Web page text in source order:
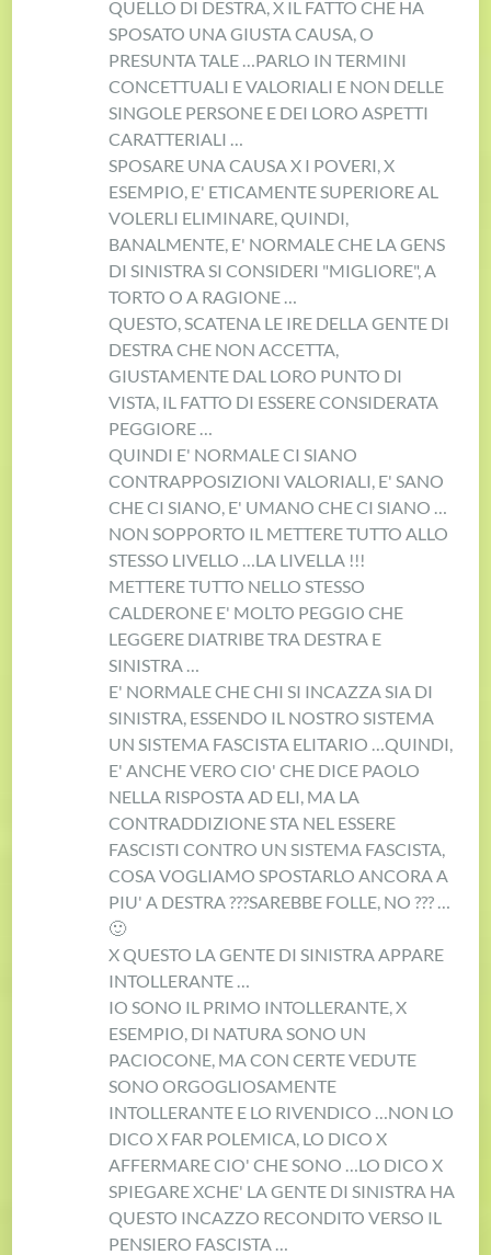
QUELLO DI DESTRA, X IL FATTO CHE HA
SPOSATO UNA GIUSTA CAUSA, O
PRESUNTA TALE …PARLO IN TERMINI
CONCETTUALI E VALORIALI E NON DELLE
SINGOLE PERSONE E DEI LORO ASPETTI
CARATTERIALI …
SPOSARE UNA CAUSA X I POVERI, X
ESEMPIO, E' ETICAMENTE SUPERIORE AL
VOLERLI ELIMINARE, QUINDI,
BANALMENTE, E' NORMALE CHE LA GENS
DI SINISTRA SI CONSIDERI "MIGLIORE", A
TORTO O A RAGIONE …
QUESTO, SCATENA LE IRE DELLA GENTE DI
DESTRA CHE NON ACCETTA,
GIUSTAMENTE DAL LORO PUNTO DI
VISTA, IL FATTO DI ESSERE CONSIDERATA
PEGGIORE …
QUINDI E' NORMALE CI SIANO
CONTRAPPOSIZIONI VALORIALI, E' SANO
CHE CI SIANO, E' UMANO CHE CI SIANO …
NON SOPPORTO IL METTERE TUTTO ALLO
STESSO LIVELLO …LA LIVELLA !!!
METTERE TUTTO NELLO STESSO
CALDERONE E' MOLTO PEGGIO CHE
LEGGERE DIATRIBE TRA DESTRA E
SINISTRA …
E' NORMALE CHE CHI SI INCAZZA SIA DI
SINISTRA, ESSENDO IL NOSTRO SISTEMA
UN SISTEMA FASCISTA ELITARIO …QUINDI,
E' ANCHE VERO CIO' CHE DICE PAOLO
NELLA RISPOSTA AD ELI, MA LA
CONTRADDIZIONE STA NEL ESSERE
FASCISTI CONTRO UN SISTEMA FASCISTA,
COSA VOGLIAMO SPOSTARLO ANCORA A
PIU' A DESTRA ???SAREBBE FOLLE, NO ??? …
🙂
X QUESTO LA GENTE DI SINISTRA APPARE
INTOLLERANTE …
IO SONO IL PRIMO INTOLLERANTE, X
ESEMPIO, DI NATURA SONO UN
PACIOCONE, MA CON CERTE VEDUTE
SONO ORGOGLIOSAMENTE
INTOLLERANTE E LO RIVENDICO …NON LO
DICO X FAR POLEMICA, LO DICO X
AFFERMARE CIO' CHE SONO …LO DICO X
SPIEGARE XCHE' LA GENTE DI SINISTRA HA
QUESTO INCAZZO RECONDITO VERSO IL
PENSIERO FASCISTA …